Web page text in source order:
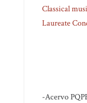
Classical
Laureate
-Acervo